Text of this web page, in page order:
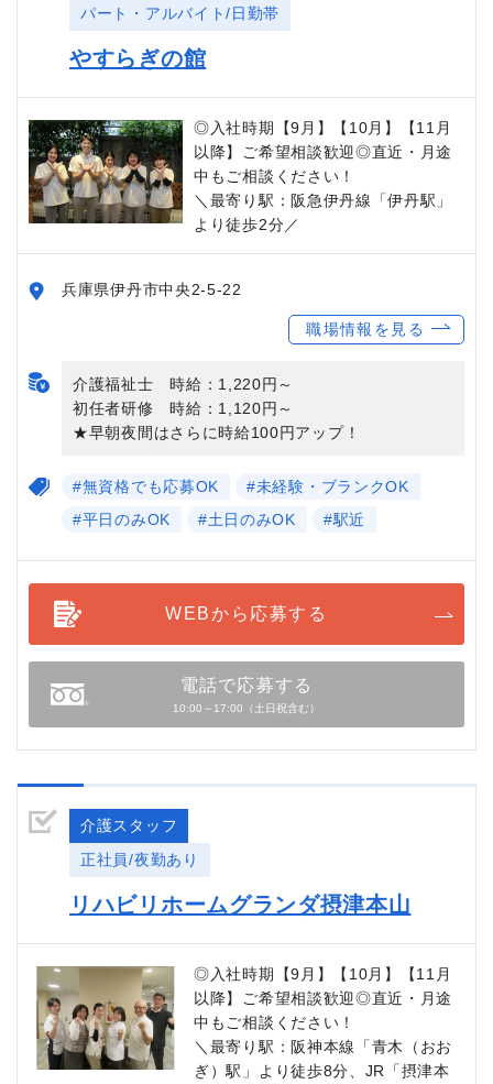
パート・アルバイト/日勤帯
やすらぎの館
◎入社時期【9月】【10月】【11月
以降】ご希望相談歓迎◎直近・月途
中もご相談ください！
＼最寄り駅：阪急伊丹線「伊丹駅」
より徒歩2分／
兵庫県伊丹市中央2-5-22
職場情報を見る
介護福祉士 時給：1,220円～
初任者研修 時給：1,120円～
★早朝夜間はさらに時給100円アップ！
#無資格でも応募OK
#未経験・ブランクOK
#平日のみOK
#土日のみOK #駅近
WEBから応募する
電話で応募する
10:00～17:00（土日祝含む）
介護スタッフ
正社員/夜勤あり
リハビリホームグランダ摂津本山
◎入社時期【9月】【10月】【11月
以降】ご希望相談歓迎◎直近・月途
中もご相談ください！
＼最寄り駅：阪神本線「青木（おお
ぎ）駅」より徒歩8分、JR「摂津本